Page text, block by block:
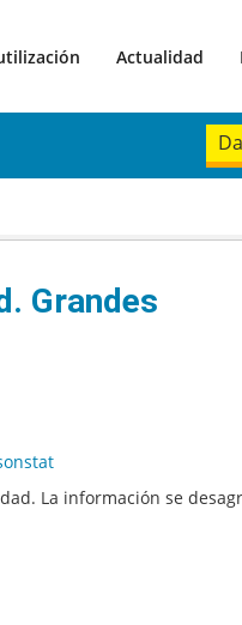
Actualidad
Grandes
La información se